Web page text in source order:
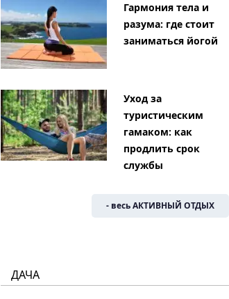
Гармония тела и
разума: где стоит
заниматься йогой
Уход за
туристическим
гамаком: как
продлить срок
службы
- весь АКТИВНЫЙ ОТДЫХ
ДАЧА